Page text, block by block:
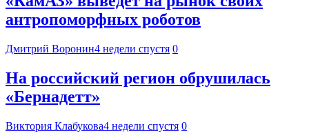
антропоморфных роботов
Дмитрий Воронин4 недели спустя 0
На российский регион обрушилась
«Бернадетт»
Виктория Клабукова4 недели спустя 0